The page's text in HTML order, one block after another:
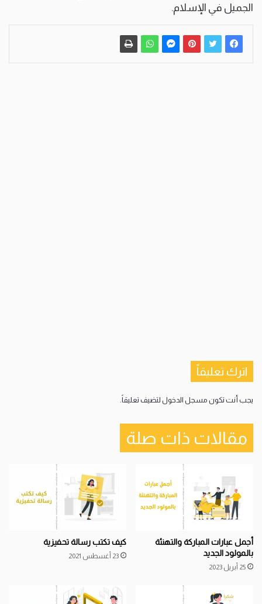
الجميل في الإسلام.
اترك تعليقاً
يجب أنت تكون مسجل الدخول لتضيف تعليقاً.
مقالات ذات صلة
أجمل عبارات المباركة والتهنئة
بالمولود الجديد
25 أبريل 2023
كيف تكتب رسالة تحفيزية
23 أغسطس 2021